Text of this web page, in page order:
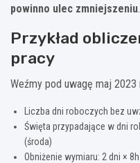
powinno ulec zmniejszeniu.
Przykład
pracy
Weźmy pod uwagę maj 2023
Liczba dni roboczych bez
Święta przypadające w dni
(środa)
Obniżenie wymiaru: 2 dni ×